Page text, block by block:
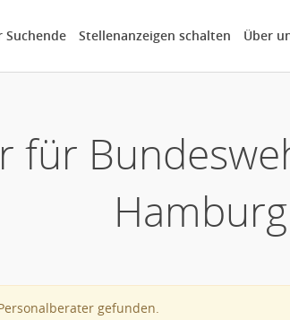
Suchende Stellenanzeigen schalten Über
für
Hamburg
gefunden.